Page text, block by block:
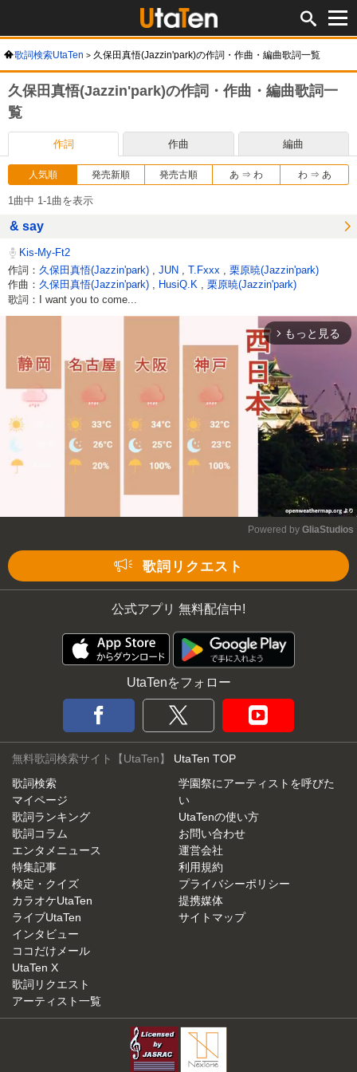
歌詞検索UtaTen 久保田真悟(Jazzin'park)の作詞・作曲・編曲歌詞一覧
久保田真悟(Jazzin'park)の作詞・作曲・編曲歌詞一
覧
作詞 作曲 編曲
人気順 発売新順 発売古順 あ ⇒ わ わ ⇒ あ
1曲中 1-1曲を表示
& say
Kis-My-Ft2
作詞： 久保田真悟(Jazzin'park) JUN T.Fxxx
栗原暁(Jazzin'park)
作曲： 久保田真悟(Jazzin'park) HusiQ.K 栗原暁(Jazzin'park)
歌詞：I want you to come...
arrow_forward_ios もっと見る
Powered by GliaStudios
歌詞リクエスト
公式アプリ 無料配信中!
UtaTenをフォロー
無料歌詞検索サイト【UtaTen】 UtaTen TOP
歌詞検索
マイページ
歌詞ランキング
歌詞コラム
エンタメニュース
特集記事
検定・クイズ
カラオケUtaTen
ライブUtaTen
インタビュー
ココだけメール
UtaTen X
歌詞リクエスト
アーティスト一覧
学園祭にアーティストを呼びた
い
UtaTenの使い方
お問い合わせ
運営会社
利用規約
プライバシーポリシー
提携媒体
サイトマップ